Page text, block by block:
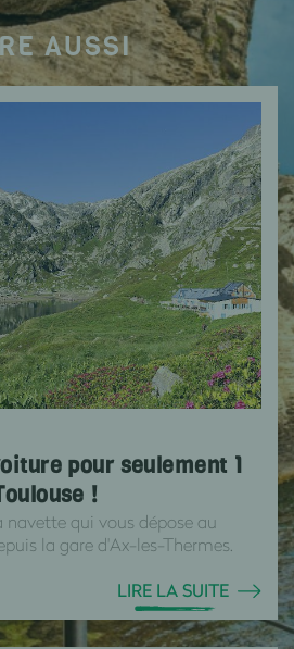
AUSSI
pour seulement 1
!
navette qui vous dépose au
la gare d'Ax-les-Thermes.
LIRE LA SUITE